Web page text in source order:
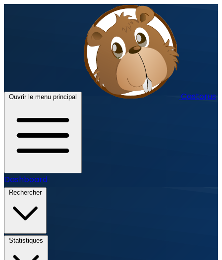
Ouvrir le menu principal Castorus
Dashboard
Rechercher
Statistiques